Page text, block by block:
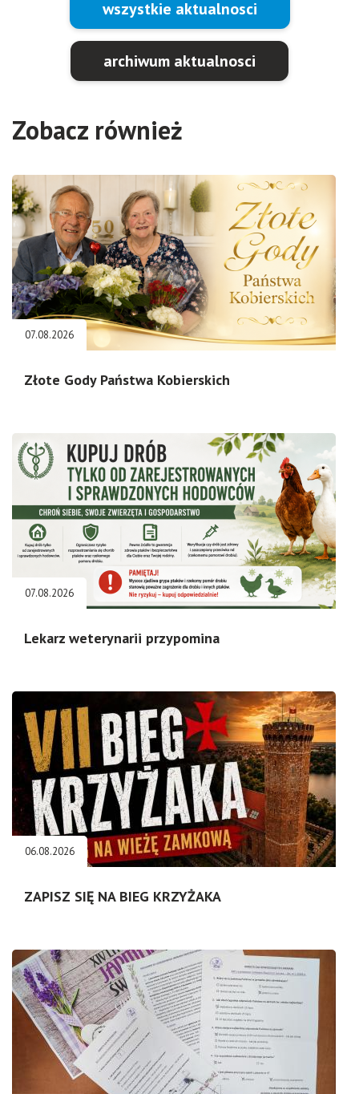
wszystkie aktualnosci
archiwum aktualnosci
Zobacz również
07.08.2026
Złote Gody Państwa Kobierskich
07.08.2026
Lekarz weterynarii przypomina
06.08.2026
ZAPISZ SIĘ NA BIEG KRZYŻAKA